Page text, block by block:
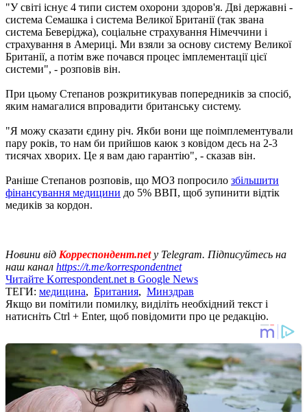
"У світі існує 4 типи систем охорони здоров'я. Дві державні -
система Семашка і система Великої Британії (так звана
система Беверіджа), соціальне страхування Німеччини і
страхування в Америці. Ми взяли за основу систему Великої
Британії, а потім вже почався процес імплементації цієї
системи", - розповів він.
При цьому Степанов розкритикував попередників за спосіб,
яким намагалися впровадити британську систему.
"Я можу сказати єдину річ. Якби вони ще поімплементували
пару років, то нам би прийшов каюк з ковідом десь на 2-3
тисячах хворих. Це я вам даю гарантію", - сказав він.
Раніше Степанов розповів, що МОЗ попросило збільшити
фінансування медицини до 5% ВВП, щоб зупинити відтік
медиків за кордон.
Новини від Корреспондент.netу Telegram. Підписуйтесь на
наш канал https://t.me/korrespondentnet
Читайте Korrespondent.net в Google News
ТЕГИ: медицина, Британия, Минздрав
Якщо ви помітили помилку, виділіть необхідний текст і
натисніть Ctrl + Enter, щоб повідомити про це редакцію.